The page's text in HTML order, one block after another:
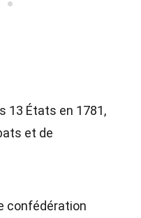
13 États en 1781,
et de
confédération